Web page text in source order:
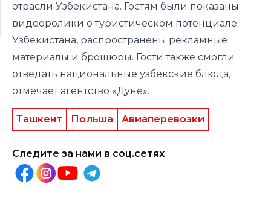
отрасли Узбекистана. Гостям были показаны
видеоролики о туристическом потенциале
Узбекистана, распространены рекламные
материалы и брошюры. Гости также смогли
отведать национальные узбекские блюда,
отмечает агентство «Дунё».
Ташкент Польша Авиаперевозки
Следите за нами в соц.сетях